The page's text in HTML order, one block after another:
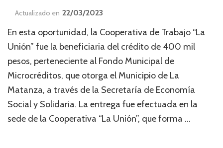
Actualizado en 22/03/2023
En esta oportunidad, la Cooperativa de Trabajo “La
Unión” fue la beneficiaria del crédito de 400 mil
pesos, perteneciente al Fondo Municipal de
Microcréditos, que otorga el Municipio de La
Matanza, a través de la Secretaría de Economía
Social y Solidaria. La entrega fue efectuada en la
sede de la Cooperativa “La Unión”, que forma …